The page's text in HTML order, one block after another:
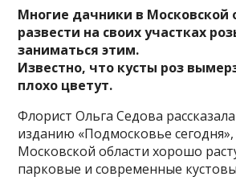
Многие дачники в Московской
развести на своих участках
заниматься этим.
Известно, что кусты роз
плохо цветут.
Флорист Ольга Седова
изданию «Подмосковье сегодня»,
Московской области хорошо
парковые и современные